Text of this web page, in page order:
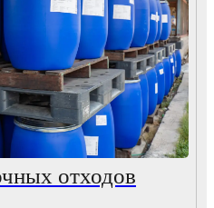
отходов